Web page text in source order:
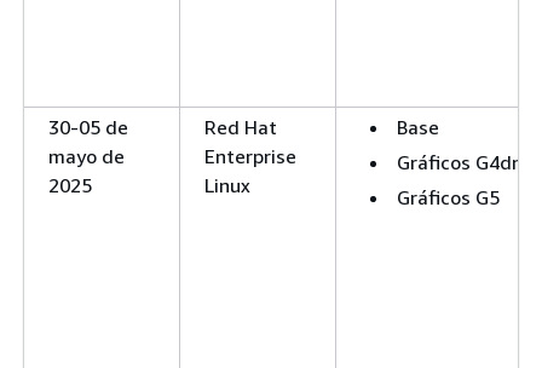
30-05 de
mayo de
2025
Red Hat
Enterprise
Linux
Base
Gráficos G4dn
Gráficos G5